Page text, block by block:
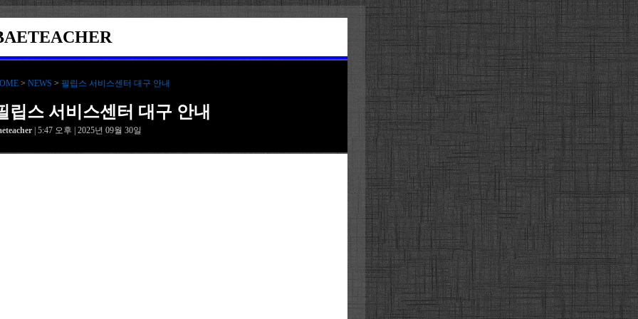
> NEWS > 필립스 서비스센터 대구 안내
립스 서비스센터 대구 안내
| 5:47 오후 | 2025년 09월 30일